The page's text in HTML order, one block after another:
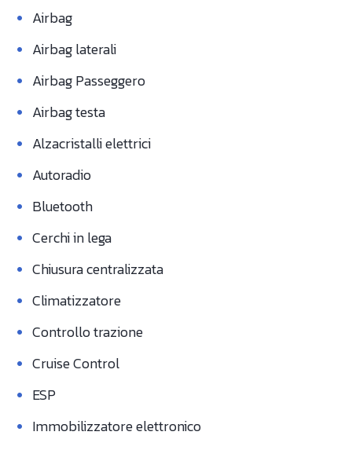
• Airbag
• Airbag laterali
• Airbag Passeggero
• Airbag testa
• Alzacristalli elettrici
• Autoradio
• Bluetooth
• Cerchi in lega
• Chiusura centralizzata
• Climatizzatore
• Controllo trazione
• Cruise Control
• ESP
• Immobilizzatore elettronico